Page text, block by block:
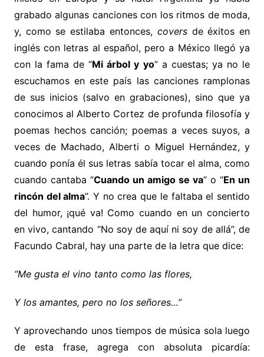
grabado algunas canciones con los ritmos de moda,
y, como se estilaba entonces, coversde éxitos en
inglés con letras al español, pero a México llegó ya
con la fama de “Mi árbol y yo” a cuestas; ya no le
escuchamos en este país las canciones ramplonas
de sus inicios (salvo en grabaciones), sino que ya
conocimos al Alberto Cortez de profunda filosofía y
poemas hechos canción; poemas a veces suyos, a
veces de Machado, Alberti o Miguel Hernández, y
cuando ponía él sus letras sabía tocar el alma, como
cuando cantaba “Cuando un amigo se va” o “En un
rincón del alma”. Y no crea que le faltaba el sentido
del humor, ¡qué va! Como cuando en un concierto
en vivo, cantando “No soy de aquí ni soy de allá”, de
Facundo Cabral, hay una parte de la letra que dice:
“Me gusta el vino tanto como las flores,
Y los amantes, pero no los señores…”
Y aprovechando unos tiempos de música sola luego
de esta frase, agrega con absoluta picardía: